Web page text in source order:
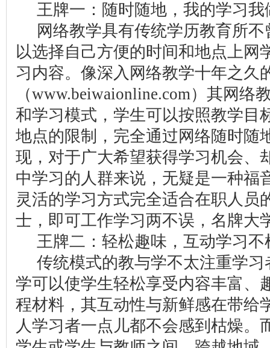
王牌一：随时随地，我的学习我
网络教学具有传统学历教育所
以选择自己方便的时间和地点上网
习内容。像深入网络教学十年之久
（www.beiwaionline.com）其网络
和学习模式，学生可以按照教学目
地点的限制，完全通过网络随时随
现，对于广大希望获得学习机会、
中学习的人群来说，无疑是一种福
灵活的学习方式完全适合在职人员
士，即可工作学习两不误，名牌大
王牌二：轻松趣味，互动学习不
传统模式的教与学不太注重学
学可以使学生轻松享受内容丰富、
程材料，其互动性与新鲜感在带给
人学习者一点儿都不会感到枯燥。